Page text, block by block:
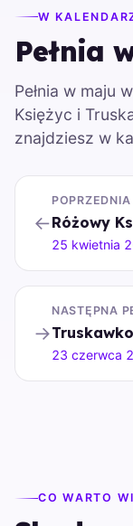
W
Pełnia
Pełnia w maju
Księżyc i
znajdziesz w
←Różowy
25 kwietnia
→
NASTĘPNA
23 czerwca
CO WARTO